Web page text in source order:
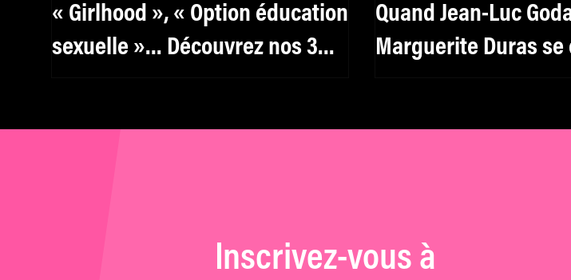
« Girlhood », « Option éducation
sexuelle »… Découvrez nos 3
Quand Jean-Luc
Marguerite Duras
Inscrivez-vous à